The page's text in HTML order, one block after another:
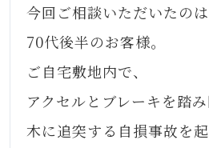
今回ご相談いただいたの
70代後半のお客様。
ご自宅敷地内で、
アクセルとブレーキを踏
木に追突する自損事故を